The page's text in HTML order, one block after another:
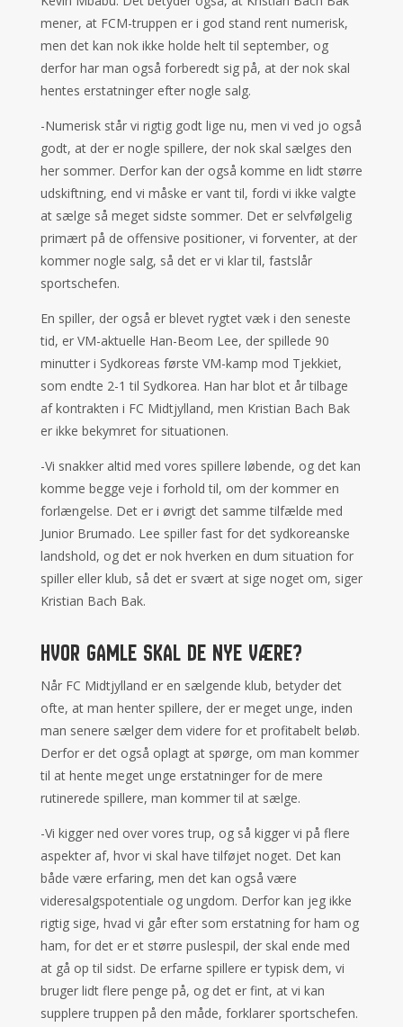
mener, at FCM-truppen er i god stand rent numerisk,
men det kan nok ikke holde helt til september, og
derfor har man også forberedt sig på, at der nok skal
hentes erstatninger efter nogle salg.
-Numerisk står vi rigtig godt lige nu, men vi ved jo også
godt, at der er nogle spillere, der nok skal sælges den
her sommer. Derfor kan der også komme en lidt større
udskiftning, end vi måske er vant til, fordi vi ikke valgte
at sælge så meget sidste sommer. Det er selvfølgelig
primært på de offensive positioner, vi forventer, at der
kommer nogle salg, så det er vi klar til, fastslår
sportschefen.
En spiller, der også er blevet rygtet væk i den seneste
tid, er VM-aktuelle Han-Beom Lee, der spillede 90
minutter i Sydkoreas første VM-kamp mod Tjekkiet,
som endte 2-1 til Sydkorea. Han har blot et år tilbage
af kontrakten i FC Midtjylland, men Kristian Bach Bak
er ikke bekymret for situationen.
-Vi snakker altid med vores spillere løbende, og det kan
komme begge veje i forhold til, om der kommer en
forlængelse. Det er i øvrigt det samme tilfælde med
Junior Brumado. Lee spiller fast for det sydkoreanske
landshold, og det er nok hverken en dum situation for
spiller eller klub, så det er svært at sige noget om, siger
Kristian Bach Bak.
Hvor gamle skal de nye være?
Når FC Midtjylland er en sælgende klub, betyder det
ofte, at man henter spillere, der er meget unge, inden
man senere sælger dem videre for et profitabelt beløb.
Derfor er det også oplagt at spørge, om man kommer
til at hente meget unge erstatninger for de mere
rutinerede spillere, man kommer til at sælge.
-Vi kigger ned over vores trup, og så kigger vi på flere
aspekter af, hvor vi skal have tilføjet noget. Det kan
både være erfaring, men det kan også være
videresalgspotentiale og ungdom. Derfor kan jeg ikke
rigtig sige, hvad vi går efter som erstatning for ham og
ham, for det er et større puslespil, der skal ende med
at gå op til sidst. De erfarne spillere er typisk dem, vi
bruger lidt flere penge på, og det er fint, at vi kan
supplere truppen på den måde, forklarer sportschefen.